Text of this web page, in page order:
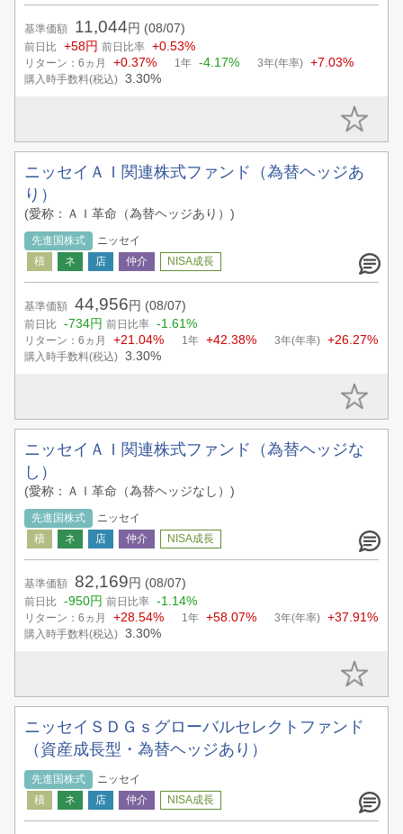
基準価額 11,044 円 (08/07)
前日比 +58円 前日比率 +0.53%
リターン：6ヵ月 +0.37% 1年 -4.17% 3年(年率) +7.03%
購入時手数料(税込) 3.30%
ニッセイＡＩ関連株式ファンド（為替ヘッジあ
り）
(愛称：ＡＩ革命（為替ヘッジあり）)
先進国株式 ニッセイ
基準価額 44,956 円 (08/07)
前日比 -734円 前日比率 -1.61%
リターン：6ヵ月 +21.04% 1年 +42.38% 3年(年率) +26.27%
購入時手数料(税込) 3.30%
ニッセイＡＩ関連株式ファンド（為替ヘッジな
し）
(愛称：ＡＩ革命（為替ヘッジなし）)
先進国株式 ニッセイ
基準価額 82,169 円 (08/07)
前日比 -950円 前日比率 -1.14%
リターン：6ヵ月 +28.54% 1年 +58.07% 3年(年率) +37.91%
購入時手数料(税込) 3.30%
ニッセイＳＤＧｓグローバルセレクトファンド
（資産成長型・為替ヘッジあり）
先進国株式 ニッセイ